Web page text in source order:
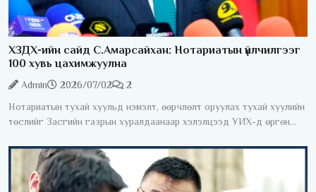
ХЗДХ-ийн сайд С.Амарсайхан: Нотариатын үйлчилгээг
100 хувь цахимжуулна
Admin 2026/07/02
2
Нотариатын тухай хуульд нэмэлт, өөрчлөлт оруулах тухай хуулийн
төслийг Засгийн газрын хуралдаанаар хэлэлцээд УИХ-д өргөн
үйлчилгээг авахын